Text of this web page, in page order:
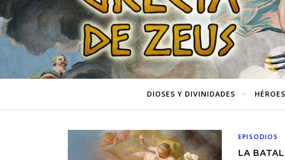
DIOSES Y DIVINIDADES HÉROES
EPISODIOS
LA